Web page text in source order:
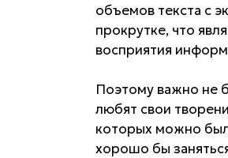
объемов текста с
прокрутке, что
восприятия
Поэтому важно не
любят свои
которых можно
хорошо бы